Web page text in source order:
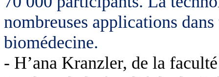
nombreuses applications
biomédecine.
- H’ana Kranzler, de la